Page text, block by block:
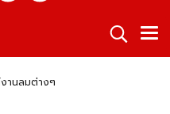
านลมต่างๆ